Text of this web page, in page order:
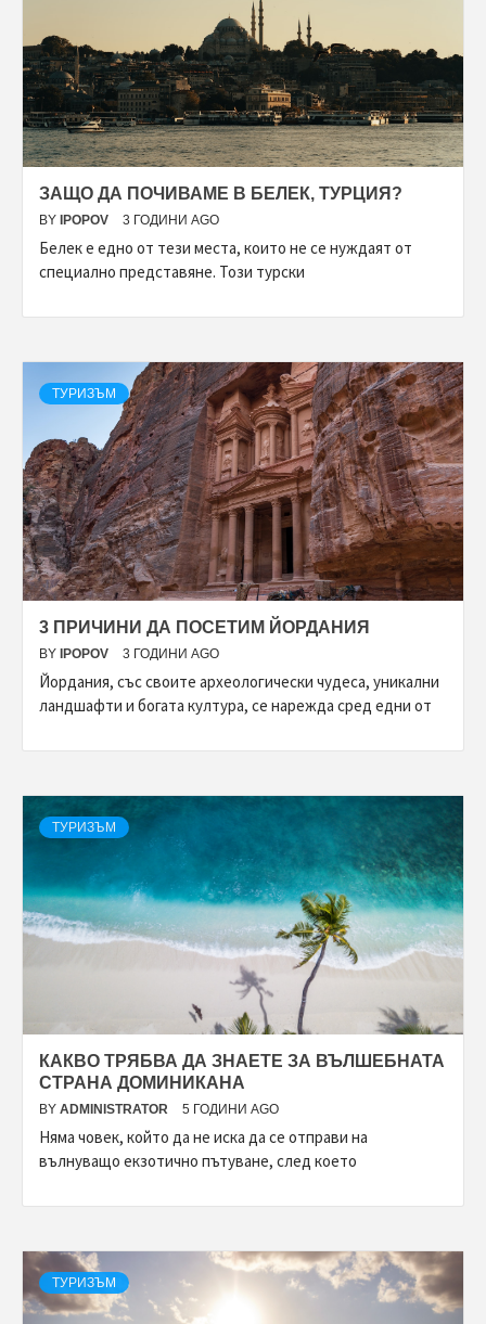
ЗАЩО ДА ПОЧИВАМЕ В БЕЛЕК, ТУРЦИЯ?
BY IPOPOV 3 ГОДИНИ AGO
Белек е едно от тези места, които не се нуждаят от
специално представяне. Този турски
ТУРИЗЪМ
3 ПРИЧИНИ ДА ПОСЕТИМ ЙОРДАНИЯ
BY IPOPOV 3 ГОДИНИ AGO
Йордания, със своите археологически чудеса, уникални
ландшафти и богата култура, се нарежда сред едни от
ТУРИЗЪМ
КАКВО ТРЯБВА ДА ЗНАЕТЕ ЗА ВЪЛШЕБНАТА
СТРАНА ДОМИНИКАНА
BY ADMINISTRATOR 5 ГОДИНИ AGO
Няма човек, който да не иска да се отправи на
вълнуващо екзотично пътуване, след което
ТУРИЗЪМ